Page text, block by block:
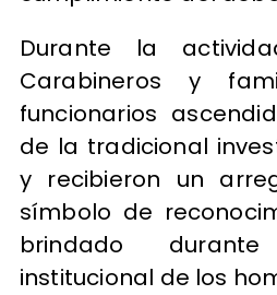
Durante la
Carabineros y
funcionarios
de la tradicional
y recibieron un
símbolo de
brindado
institucional de los